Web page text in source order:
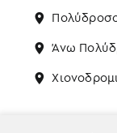
Άνω
o
k
e
r
I
n